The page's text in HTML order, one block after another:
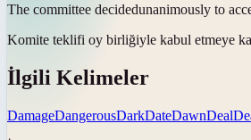
The committee decidedunanimously to
Komite teklifi oy birliğiyle kabul etmeye
İlgili Kelimeler
DamageDangerousDarkDateDawnDeal